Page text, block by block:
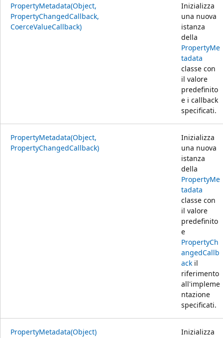
PropertyMetadata(Object,
PropertyChangedCallback,
CoerceValueCallback)
Inizializza
una nuova
istanza
della
PropertyMe
tadata
classe con
il valore
predefinito
e i callback
specificati.
PropertyMetadata(Object,
PropertyChangedCallback)
Inizializza
una nuova
istanza
della
PropertyMe
tadata
classe con
il valore
predefinito
e
PropertyCh
angedCallb
ack il
riferimento
all'impleme
ntazione
specificati.
PropertyMetadata(Object)
Inizializza